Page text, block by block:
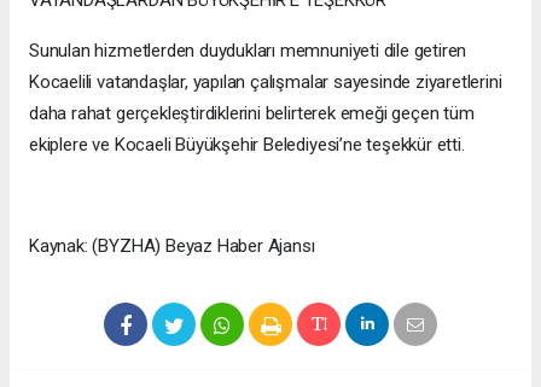
Sunulan hizmetlerden duydukları memnuniyeti dile getiren
Kocaelili vatandaşlar, yapılan çalışmalar sayesinde ziyaretlerini
daha rahat gerçekleştirdiklerini belirterek emeği geçen tüm
ekiplere ve Kocaeli Büyükşehir Belediyesi’ne teşekkür etti.
Kaynak: (BYZHA) Beyaz Haber Ajansı